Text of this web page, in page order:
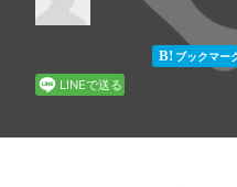
B! ブックマー
LINEで送る